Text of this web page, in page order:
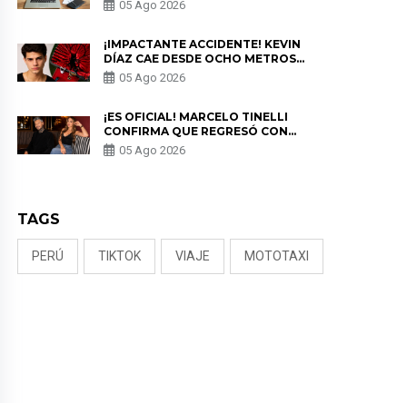
PRIVACIDAD?
05 Ago 2026
¡IMPACTANTE ACCIDENTE! KEVIN
DÍAZ CAE DESDE OCHO METROS
EN “ESTO ES GUERRA” Y GENERA
PREOCUPACIÓN
05 Ago 2026
¡ES OFICIAL! MARCELO TINELLI
CONFIRMA QUE REGRESÓ CON
MILETT FIGUEROA: “EL AMOR
PUDO MÁS”
05 Ago 2026
TAGS
PERÚ TIKTOK VIAJE MOTOTAXI